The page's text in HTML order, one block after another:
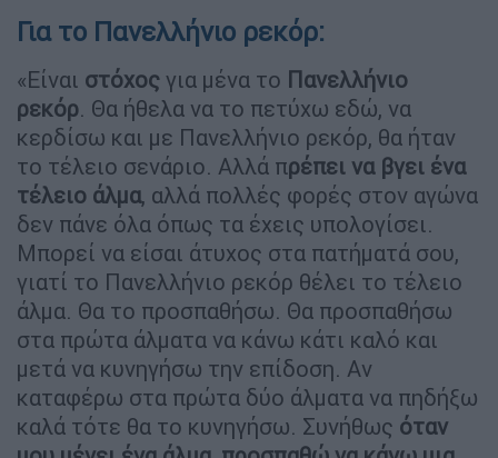
Για το Πανελλήνιο ρεκόρ:
«Είναι στόχος για μένα το Πανελλήνιο
ρεκόρ. Θα ήθελα να το πετύχω εδώ, να
κερδίσω και με Πανελλήνιο ρεκόρ, θα ήταν
το τέλειο σενάριο. Αλλά πρέπει να βγει ένα
τέλειο άλμα, αλλά πολλές φορές στον αγώνα
δεν πάνε όλα όπως τα έχεις υπολογίσει.
Μπορεί να είσαι άτυχος στα πατήματά σου,
γιατί το Πανελλήνιο ρεκόρ θέλει το τέλειο
άλμα. Θα το προσπαθήσω. Θα προσπαθήσω
στα πρώτα άλματα να κάνω κάτι καλό και
μετά να κυνηγήσω την επίδοση. Αν
καταφέρω στα πρώτα δύο άλματα να πηδήξω
καλά τότε θα το κυνηγήσω. Συνήθως όταν